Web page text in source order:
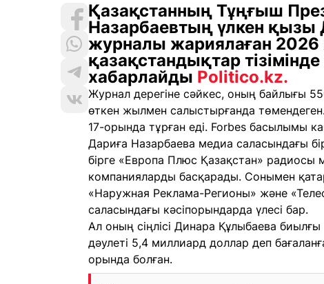
Қазақстанның Тұңғыш
Назарбаевтың үлкен қызы
журналы жариялаған
қазақстандықтар
хабарлайды Politico.kz.
Журнал дерегіне сәйкес, оның байлығы
өткен жылмен салыстырғанда
17-орында тұрған еді. Forbes басылымы
Дариға Назарбаева медиа саласындағы
бірге «Европа Плюс Қазақстан»
компанияларды басқарады. Сонымен
«Наружная Реклама-Регионы» және
саласындағы кәсіпорындарда үлесі бар.
Ал оның сіңлісі Динара Құлыбаева
дәулеті 5,4 миллиард доллар деп
орында болған.